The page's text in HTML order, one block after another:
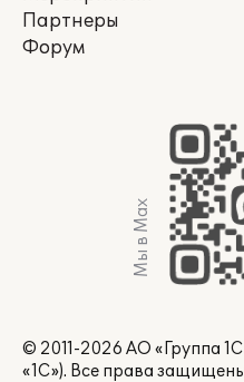
Партнеры
Форум
Мы в Max
© 2011-2026 АО «Группа
«1С»). Все права